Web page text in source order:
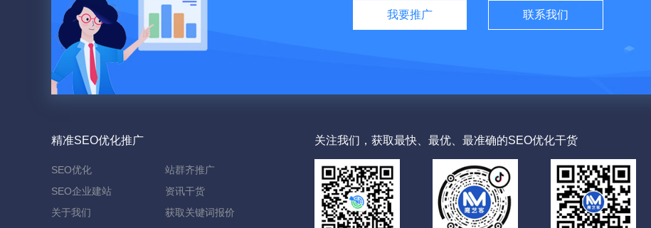
我要推广 联系我们
精准SEO优化推广
SEO优化
站群齐推广
SEO企业建站
资讯干货
关于我们
获取关键词报价
关注我们，获取最快、最优、最准确的SEO优化干货